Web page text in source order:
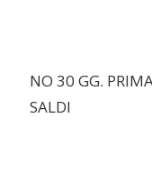
NO 30 GG.
SALDI